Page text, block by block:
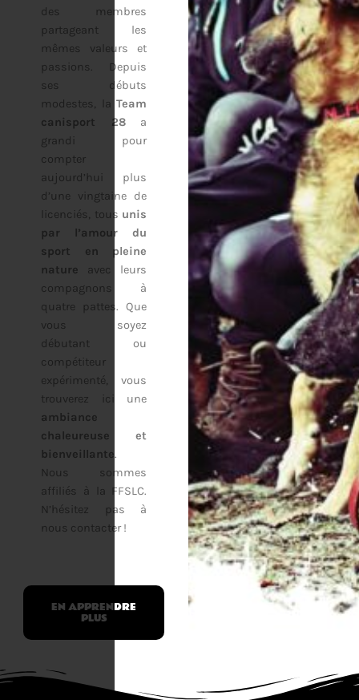
des membres
partageant les
mêmes valeurs et
passions. Depuis
ses débuts
modestes, laTeam
canisport 28a
grandi pour
compter
aujourd’hui plus
d’une vingtaine de
licenciés, tous unis
par l’amour du
sport en pleine
nature avec leurs
compagnons à
quatre pattes. Que
vous soyez
débutant ou
compétiteur
expérimenté, vous
trouverez ici une
ambiance
chaleureuse et
bienveillante.
Nous sommes
affiliés à la FFSLC.
N’hésitez pas à
nous contacter !
EN APPRENDRE
PLUS